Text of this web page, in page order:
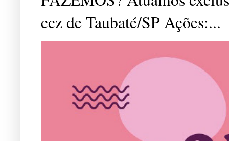
ccz de Taubaté/SP Ações:...